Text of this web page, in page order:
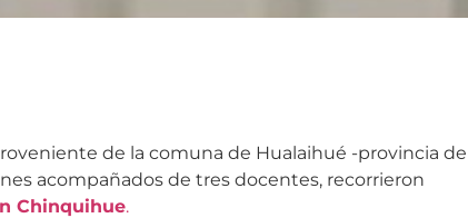
de la comuna de Hualaihué -provincia de
acompañados de tres docentes, recorrieron
Chinquihue.